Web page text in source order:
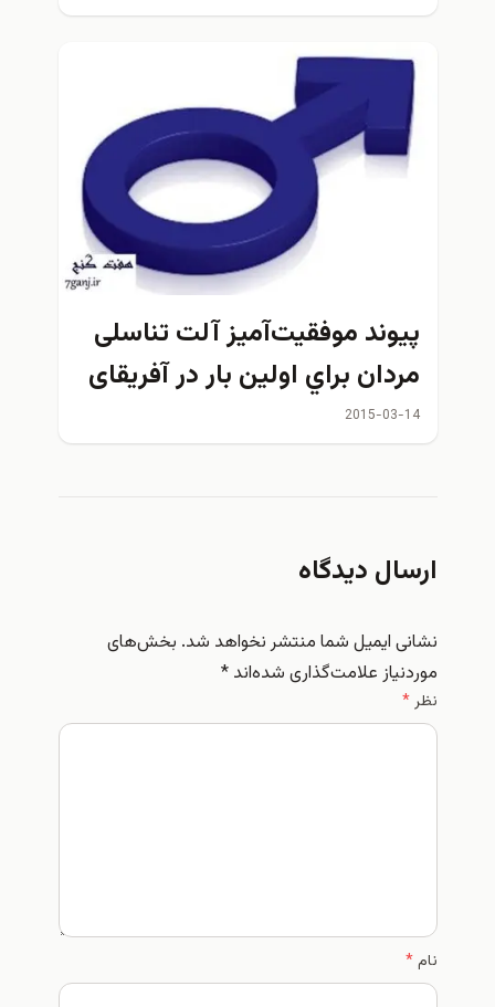
پیوند موفقیت‌آمیز آلت تناسلی
مردان براي اولين بار در آفریقای
جنوبی
2015-03-14
ارسال دیدگاه
نشانی ایمیل شما منتشر نخواهد شد. بخش‌های
موردنیاز علامت‌گذاری شده‌اند*
نظر*
نام*